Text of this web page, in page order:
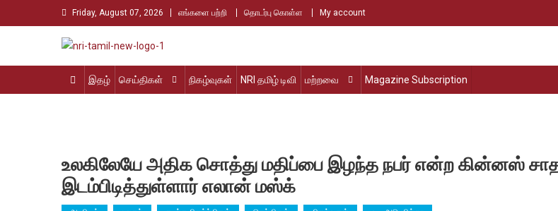
to
Friday, August 07, 2026 எங்களை பற்றி தொடர்பு கொள்ள My account
Nri Tamil
உலக தமிழர்களின் உரத்த குரல்
இதழ்
செய்திகள் நிகழ்வுகள் NRI தமிழ் டிவி மற்றவை Magazine Subscription
உலகிலேயே அதிக சொத்து மதிப்பை இழந்த நபர் என்ற கின்னஸ்
இடம்பிடித்துள்ளார் எலான் மஸ்க்